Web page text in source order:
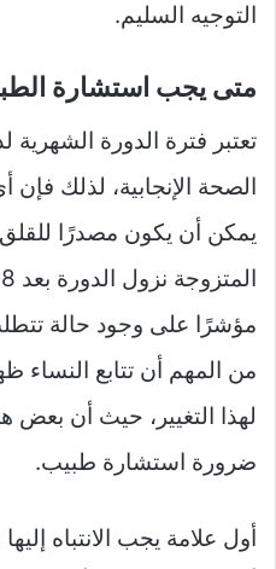
التوجيه السليم.
متى يجب استشارة
تعتبر فترة الدورة الشهرية
الصحة الإنجابية، لذلك
يمكن أن يكون مصدرًا
مؤشرًا على وجود حالة
من المهم أن تتابع النساء
لهذا التغيير، حيث أن بعض
ضرورة استشارة طبيب.
أول علامة يجب الانتباه